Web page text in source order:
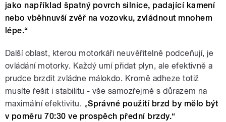
jako například špatný povrch silnice, padající kamení
nebo vběhnuvší zvěř na vozovku, zvládnout mnohem
lépe.“
Další oblast, kterou motorkáři neuvěřitelně podceňují, je
ovládání motorky. Každý umí přidat plyn, ale efektivně a
prudce brzdit zvládne málokdo. Kromě adheze totiž
musíte řešit i stabilitu - vše samozřejmě s důrazem na
maximální efektivitu. „Správné použití brzd by mělo být
v poměru 70:30 ve prospěch přední brzdy.“